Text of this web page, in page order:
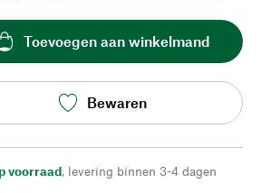
Toevoegen aan winkelmand
Bewaren
voorraad, levering binnen 3-4 dagen